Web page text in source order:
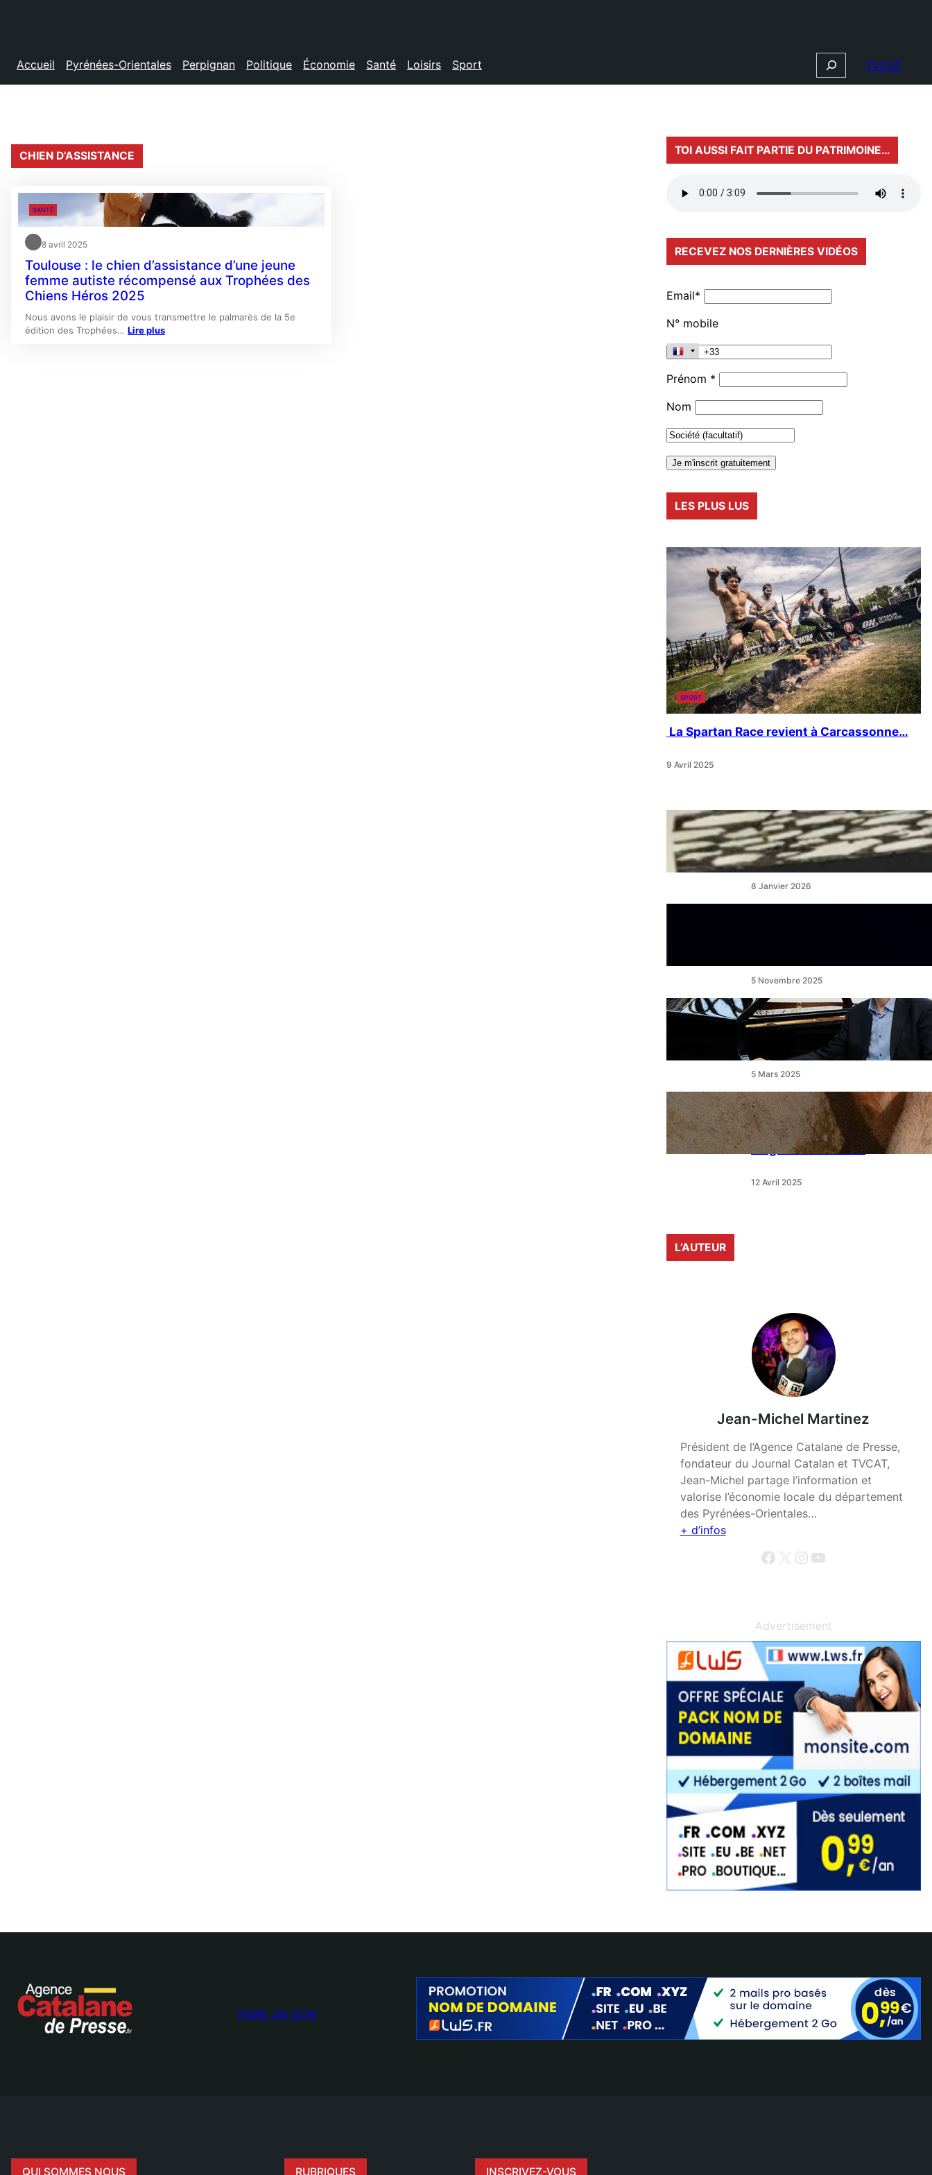
Accueil Pyrénées-Orientales Perpignan Politique Économie Santé Loisirs Sport Search TVCAT
CHIEN D’ASSISTANCE
SANTÉ
8 avril 2025
Toulouse : le chien d’assistance d’une jeune
femme autiste récompensé aux Trophées des
Chiens Héros 2025
Nous avons le plaisir de vous transmettre le palmarès de la 5e
édition des Trophées… Lire plus
TOI AUSSI FAIT PARTIE DU PATRIMOINE…
RECEVEZ NOS DERNIÈRES VIDÉOS
Email*
N° mobile
Prénom *
Nom
LES PLUS LUS
SPORT
La Spartan Race revient à Carcassonne…
9 Avril 2025
« Artistes en Vitrine »:
L’éclat qui réveille les cœurs
de ville
8 Janvier 2026
5 Novembre 2025
« Le Disciple » de Mikhaïl
Rudy à Perpignan le
vendredi 7 mars
5 Mars 2025
« Qui est le moins clair » : ce
samedi, 30 actions partout
en France devant les
magasins E.Leclerc
12 Avril 2025
L’AUTEUR
Jean-Michel Martinez
Président de l’Agence Catalane de Presse,
fondateur du Journal Catalan et TVCAT,
Jean-Michel partage l’information et
valorise l’économie locale du département
des Pyrénées-Orientales…
+ d’infos
Facebook X InstagramYouTube
Advertisement
FAIRE UN DON
QUI SOMMES NOUS RUBRIQUES INSCRIVEZ-VOUS